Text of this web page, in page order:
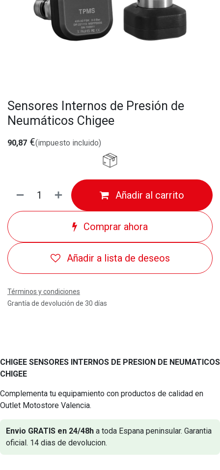
Sensores Internos de Presión de
Neumáticos Chigee
90,87 €(impuesto incluido)
Añadir al carrito
Comprar ahora
Añadir a lista de deseos
Términos y condiciones
Grantía de devolución de 30 días
CHIGEE SENSORES INTERNOS DE PRESION DE NEUMATICOS
CHIGEE
Complementa tu equipamiento con productos de calidad en
Outlet Motostore Valencia.
Envio GRATIS en 24/48h a toda Espana peninsular. Garantia
oficial. 14 dias de devolucion.